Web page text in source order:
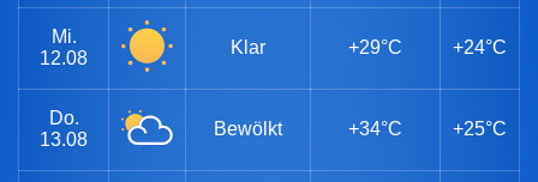
Mi.
12.08
Klar +29°C +24°C
Do.
13.08
Bewölkt +34°C +25°C